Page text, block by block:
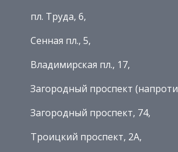
пл. Труда, 6,
Сенная пл., 5,
Владимирская пл., 17,
Загородный проспект
Загородный проспект, 74,
Троицкий проспект, 2А,